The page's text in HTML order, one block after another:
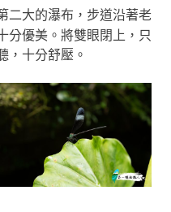
二大的瀑布，步道沿著老
分優美。將雙眼閉上，只
，十分舒壓。